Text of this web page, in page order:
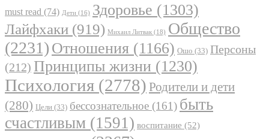
must read (74) Дети (16) Здоровье (1303)
Лайфхаки (919) Михаил Литвак (18) Общество
(2231) Отношения (1166) Ошо (33) Персоны
(212) Принципы жизни (1230)
Психология (2778) Родители и дети
(280) Цели (33) бессознательное (161) быть
счастливым (1591) воспитание (52)